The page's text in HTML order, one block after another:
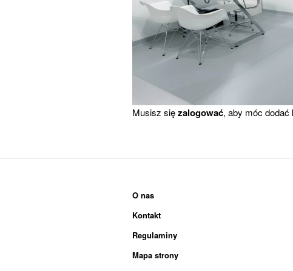
Musisz sięzalogować, aby móc dodać
O nas
Kontakt
Regulaminy
Mapa strony